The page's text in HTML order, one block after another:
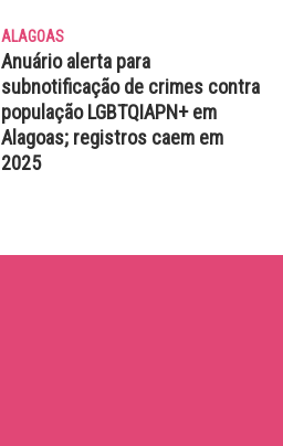
ALAGOAS
Anuário alerta para
subnotificação de crimes contra
população LGBTQIAPN+ em
Alagoas; registros caem em
2025